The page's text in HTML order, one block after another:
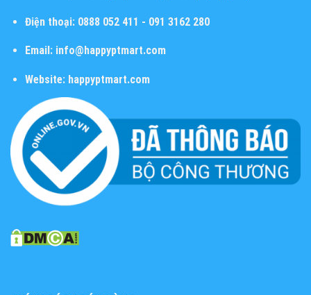
Điện thoại:0888 052 411 - 091 3162 280
Email:info@happyptmart.com
Website: happyptmart.com